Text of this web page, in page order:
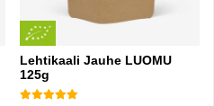
Lehtikaali Jauhe LUOMU
125g